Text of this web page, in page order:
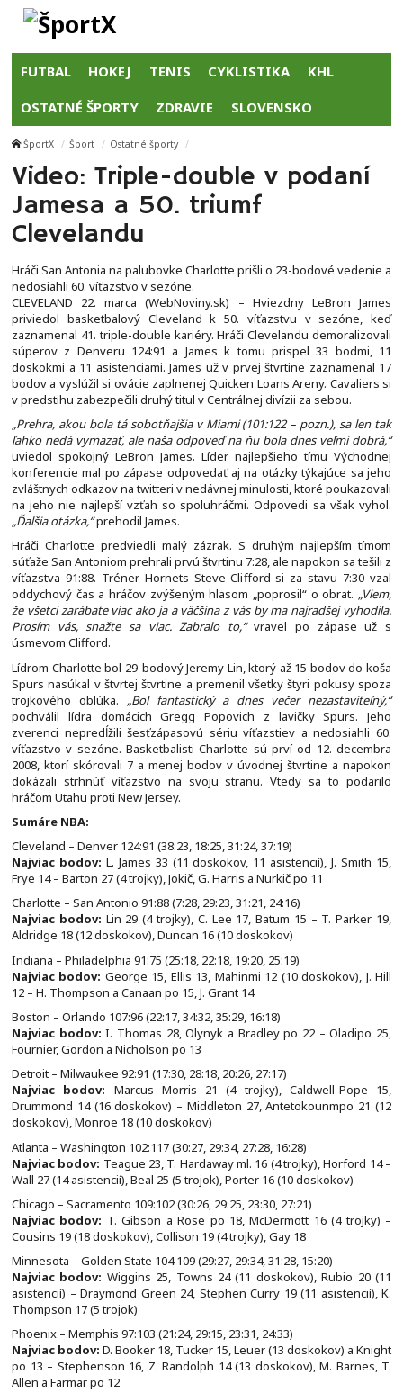
FUTBAL HOKEJ TENIS CYKLISTIKA KHL
OSTATNÉ ŠPORTY ZDRAVIE SLOVENSKO
ŠportX Šport Ostatné športy
Video: Triple-double v podaní
Jamesa a 50. triumf
Clevelandu
Hráči San Antonia na palubovke Charlotte prišli o 23-bodové vedenie a
nedosiahli 60. víťazstvo v sezóne.
CLEVELAND 22. marca (WebNoviny.sk) – Hviezdny LeBron James
priviedol basketbalový Cleveland k 50. víťazstvu v sezóne, keď
zaznamenal 41. triple-double kariéry. Hráči Clevelandu demoralizovali
súperov z Denveru 124:91 a James k tomu prispel 33 bodmi, 11
doskokmi a 11 asistenciami. James už v prvej štvrtine zaznamenal 17
bodov a vyslúžil si ovácie zaplnenej Quicken Loans Areny. Cavaliers si
v predstihu zabezpečili druhý titul v Centrálnej divízii za sebou.
„Prehra, akou bola tá sobotňajšia v Miami (101:122 – pozn.), sa len tak
ľahko nedá vymazať, ale naša odpoveď na ňu bola dnes veľmi dobrá,“
uviedol spokojný LeBron James. Líder najlepšieho tímu Východnej
konferencie mal po zápase odpovedať aj na otázky týkajúce sa jeho
zvláštnych odkazov na twitteri v nedávnej minulosti, ktoré poukazovali
na jeho nie najlepší vzťah so spoluhráčmi. Odpovedi sa však vyhol.
„Ďalšia otázka,“prehodil James.
Hráči Charlotte predviedli malý zázrak. S druhým najlepším tímom
súťaže San Antoniom prehrali prvú štvrtinu 7:28, ale napokon sa tešili z
víťazstva 91:88. Tréner Hornets Steve Clifford si za stavu 7:30 vzal
oddychový čas a hráčov zvýšeným hlasom „poprosil“ o obrat. „Viem,
že všetci zarábate viac ako ja a väčšina z vás by ma najradšej vyhodila.
Prosím vás, snažte sa viac. Zabralo to,“vravel po zápase už s
úsmevom Clifford.
Lídrom Charlotte bol 29-bodový Jeremy Lin, ktorý až 15 bodov do koša
Spurs nasúkal v štvrtej štvrtine a premenil všetky štyri pokusy spoza
trojkového oblúka. „Bol fantastický a dnes večer nezastaviteľný,“
pochválil lídra domácich Gregg Popovich z lavičky Spurs. Jeho
zverenci nepredĺžili šesťzápasovú sériu víťazstiev a nedosiahli 60.
víťazstvo v sezóne. Basketbalisti Charlotte sú prví od 12. decembra
2008, ktorí skórovali 7 a menej bodov v úvodnej štvrtine a napokon
dokázali strhnúť víťazstvo na svoju stranu. Vtedy sa to podarilo
hráčom Utahu proti New Jersey.
Sumáre NBA:
Cleveland – Denver 124:91 (38:23, 18:25, 31:24, 37:19)
Najviac bodov: L. James 33 (11 doskokov, 11 asistencií), J. Smith 15,
Frye 14 – Barton 27 (4 trojky), Jokič, G. Harris a Nurkič po 11
Charlotte – San Antonio 91:88 (7:28, 29:23, 31:21, 24:16)
Najviac bodov: Lin 29 (4 trojky), C. Lee 17, Batum 15 – T. Parker 19,
Aldridge 18 (12 doskokov), Duncan 16 (10 doskokov)
Indiana – Philadelphia 91:75 (25:18, 22:18, 19:20, 25:19)
Najviac bodov: George 15, Ellis 13, Mahinmi 12 (10 doskokov), J. Hill
12 – H. Thompson a Canaan po 15, J. Grant 14
Boston – Orlando 107:96 (22:17, 34:32, 35:29, 16:18)
Najviac bodov: I. Thomas 28, Olynyk a Bradley po 22 – Oladipo 25,
Fournier, Gordon a Nicholson po 13
Detroit – Milwaukee 92:91 (17:30, 28:18, 20:26, 27:17)
Najviac bodov: Marcus Morris 21 (4 trojky), Caldwell-Pope 15,
Drummond 14 (16 doskokov) – Middleton 27, Antetokounmpo 21 (12
doskokov), Monroe 18 (10 doskokov)
Atlanta – Washington 102:117 (30:27, 29:34, 27:28, 16:28)
Najviac bodov: Teague 23, T. Hardaway ml. 16 (4 trojky), Horford 14 –
Wall 27 (14 asistencií), Beal 25 (5 trojok), Porter 16 (10 doskokov)
Chicago – Sacramento 109:102 (30:26, 29:25, 23:30, 27:21)
Najviac bodov: T. Gibson a Rose po 18, McDermott 16 (4 trojky) –
Cousins 19 (18 doskokov), Collison 19 (4 trojky), Gay 18
Minnesota – Golden State 104:109 (29:27, 29:34, 31:28, 15:20)
Najviac bodov: Wiggins 25, Towns 24 (11 doskokov), Rubio 20 (11
asistencií) – Draymond Green 24, Stephen Curry 19 (11 asistencií), K.
Thompson 17 (5 trojok)
Phoenix – Memphis 97:103 (21:24, 29:15, 23:31, 24:33)
Najviac bodov: D. Booker 18, Tucker 15, Leuer (13 doskokov) a Knight
po 13 – Stephenson 16, Z. Randolph 14 (13 doskokov), M. Barnes, T.
Allen a Farmar po 12